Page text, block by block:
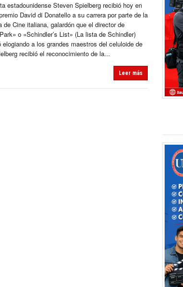
estadounidense Steven Spielberg recibió hoy en
David di Donatello a su carrera por parte de la
de Cine italiana, galardón que el director de
o «Schindler’s List» (La lista de Schindler)
elogiando a los grandes maestros del celuloide de
recibió el reconocimiento de la...
Leer más